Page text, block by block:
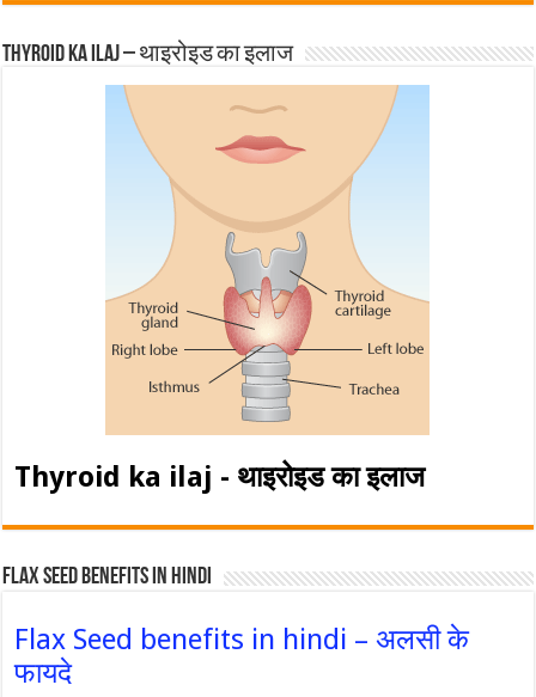
Thyroid ka ilaj – थाइरोइड का इलाज
Thyroid ka ilaj - थाइरोइड का इलाज
Flax Seed Benefits in hindi
Flax Seed benefits in hindi – अलसी के
फायदे